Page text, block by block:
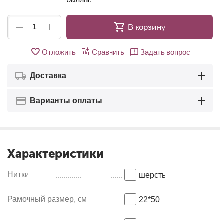
+
− В корзину
Отложить Сравнить Задать вопрос
Доставка
Варианты оплаты
Характеристики
Нитки шерсть
Рамочный размер, см 22*50